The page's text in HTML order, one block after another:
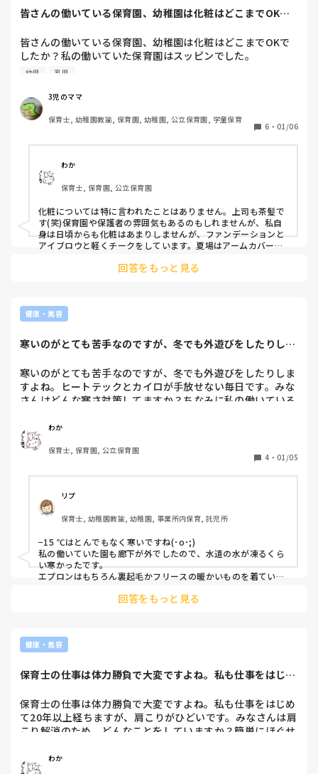
皆さんの働いている保育園、幼稚園は化粧はどこまでOKで
皆さんの働いている保育園、幼稚園は化粧はどこまでOKで
したか？私の働いていた保育園はスッピンでした。
日焼け止めも未満児クラスはNGで、以上児クラスもなるべ
研修とかでいろんなところからくる保育士の方を見ますが、
化粧バッチリの先生もいます。やっぱり私自身もファンデく
らいは塗りたかったなぁーって思います。
今はその時のダメージでシミそばかすがたくさんあり切なく
なります。ファンデだけではもう隠せません。
アームカバーなども見た目がカッコ悪いっと言う理由でつけ
ることもダメでした。
今、子どもが通っている幼稚園の先生も見た目はスッピンに
近いと思います。スッピンの先生を見ると、私のようにシミ
出てきちゃうよ〜‼︎って教えてあげたいくらいです。
幼児 乳児
3児のママ
保育士, 幼稚園教諭, 保育園, 幼稚園, 公立保育園, 学童保育
6 ・ 01/06
わか
保育士, 保育園, 公立保育園
化粧については特に言われたことはありません。上司も茶髪で
す(笑)保育園や保護者の雰囲気もあるのもしれませんが、私自
身は日頃からも化粧はあまりしませんが、ファンデーションと
アイブロウと軽くチークをしています。夏場はアームカバーと
女性として、そこは考えてほしいですよね…いろいろ対策して
回答をもっと見る
健康・美容
寒いのがとても苦手なのですが、冬でも外遊びをしたりしま
寒いのがとても苦手なのですが、冬でも外遊びをしたりしま
すよね。ヒートテックとカイロが手放せない毎日です。みな
さんはどんな寒さ対策してますか？ちなみに私の働いている
わか
保育士, 保育園, 公立保育園
4 ・ 01/05
リプ
保育士, 幼稚園教諭, 幼稚園, 事業所内保育, 託児所
−15 ℃はとんでもなく寒いですね(･o･;)
私の働いていた園も廊下が外でしたので、水道の水が凍るくら
い寒かったです。
エプロンはもちろん裏起毛かフリースの暖かいものを着ていま
ックのフリース、UNIQLOのウルトラライトダウンジャケット
めちゃくちゃ着込んでいましたので、寒さを全く感じなかった
ですよ！笑
回答をもっと見る
健康・美容
保育士の仕事は体力勝負で大変ですよね。私も仕事をはじめ
保育士の仕事は体力勝負で大変ですよね。私も仕事をはじめ
て20年以上経ちますが、肩こりがひどいです。みなさんは肩
こり解消のため、どんなことをしていますか？簡単にほぐせ
わか